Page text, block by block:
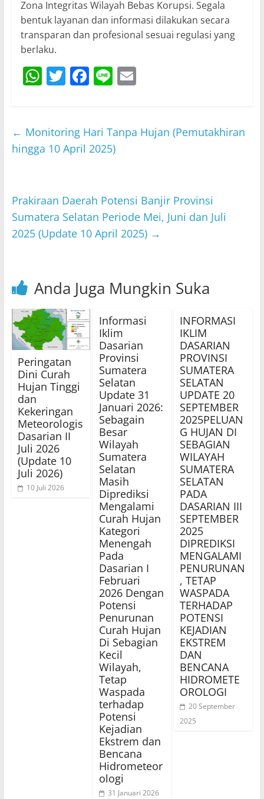
Zona Integritas Wilayah Bebas Korupsi. Segala
bentuk layanan dan informasi dilakukan secara
transparan dan profesional sesuai regulasi yang
berlaku.
W
s
A
T
er
F
e
b
k
Li E
l
← Monitoring Hari Tanpa Hujan (Pemutakhiran
hingga 10 April 2025)
Prakiraan Daerah Potensi Banjir Provinsi
Sumatera Selatan Periode Mei, Juni dan Juli
2025 (Update 10 April 2025) →
Anda Juga Mungkin Suka
Peringatan
Dini Curah
Hujan Tinggi
dan
Kekeringan
Meteorologis
Dasarian II
Juli 2026
(Update 10
Juli 2026)
10 Juli 2026
Informasi
Iklim
Dasarian
Provinsi
Sumatera
Selatan
Update 31
Januari 2026:
Sebagain
Besar
Wilayah
Sumatera
Selatan
Masih
Diprediksi
Mengalami
Curah Hujan
Kategori
Menengah
Pada
Dasarian I
Februari
2026 Dengan
Potensi
Penurunan
Curah Hujan
Di Sebagian
Kecil
Wilayah,
Tetap
Waspada
terhadap
Potensi
Kejadian
Ekstrem dan
Bencana
Hidrometeor
ologi
31 Januari 2026
INFORMASI
IKLIM
DASARIAN
PROVINSI
SUMATERA
SELATAN
UPDATE 20
SEPTEMBER
2025PELUAN
G HUJAN DI
SEBAGIAN
WILAYAH
SUMATERA
SELATAN
PADA
DASARIAN III
SEPTEMBER
2025
DIPREDIKSI
MENGALAMI
PENURUNAN
, TETAP
WASPADA
TERHADAP
POTENSI
KEJADIAN
EKSTREM
DAN
BENCANA
HIDROMETE
OROLOGI
20 September
2025